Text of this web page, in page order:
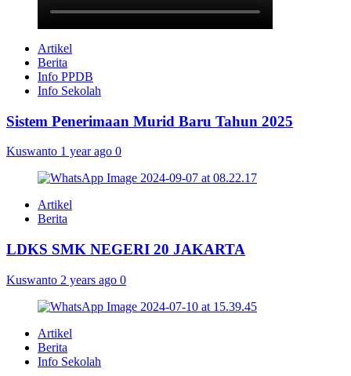
Artikel
Berita
Info PPDB
Info Sekolah
Sistem Penerimaan Murid Baru Tahun 2025
Kuswanto 1 year ago 0
Artikel
Berita
LDKS SMK NEGERI 20 JAKARTA
Kuswanto 2 years ago 0
Artikel
Berita
Info Sekolah